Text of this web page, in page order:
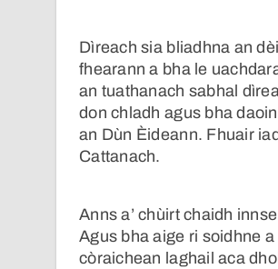
Dìreach sia bliadhna an
fhearann a bha le
an tuathanach sabhal
don chladh agus bha
an Dùn Èideann. Fhuair
Cattanach.
Anns a’ chùirt chaidh
Agus bha aige ri soidhne
còraichean laghail aca